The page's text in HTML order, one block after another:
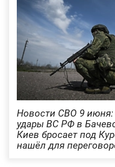
Новости СВО 9
удары ВС РФ в
Киев бросает под
нашёл для